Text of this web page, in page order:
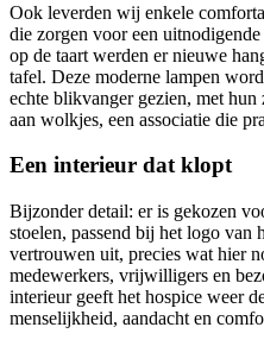
Ook leverden wij enkele
die zorgen voor een
op de taart werden er nieuwe
tafel. Deze moderne lampen
echte blikvanger gezien, met hun
aan wolkjes, een associatie die
Een interieur dat klopt
Bijzonder detail: er is gekozen
stoelen, passend bij het logo van
vertrouwen uit, precies wat hier
medewerkers, vrijwilligers en
interieur geeft het hospice weer
menselijkheid, aandacht en